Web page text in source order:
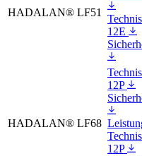
HADALAN® LF51
12E
HADALAN® LF68
12P
12P